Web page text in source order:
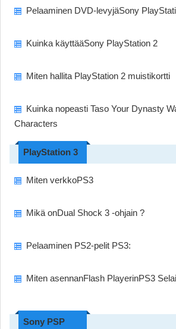
Pelaaminen DVD-levyjäSony
Kuinka käyttääSony PlayStation 2
Miten hallita PlayStation 2 muistikortti
Kuinka nopeasti Taso Your Dynasty
Characters
PlayStation 3
Miten verkkoPS3
Mikä onDual Shock 3 -ohjain ?
Pelaaminen PS2-pelit PS3:
Miten asennanFlash PlayerinPS3
Sony PSP